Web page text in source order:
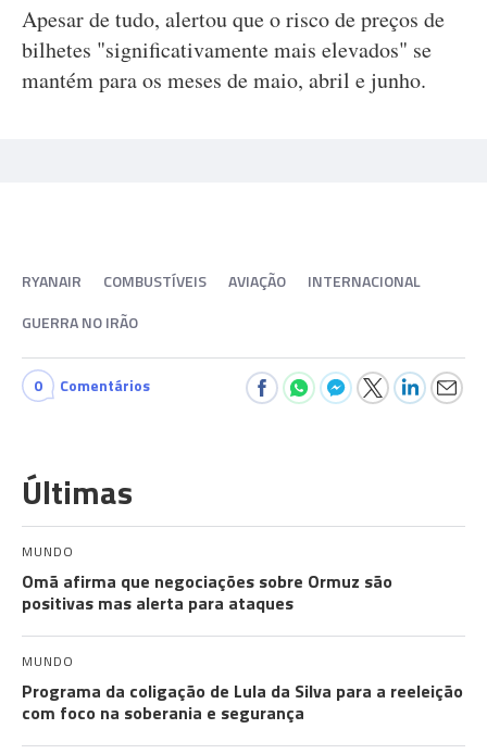
Apesar de tudo, alertou que o risco de preços de
bilhetes "significativamente mais elevados" se
mantém para os meses de maio, abril e junho.
RYANAIR COMBUSTÍVEIS AVIAÇÃO
INTERNACIONAL
GUERRA NO IRÃO
0 Comentários
Últimas
MUNDO
Omã afirma que negociações sobre Ormuz são
positivas mas alerta para ataques
MUNDO
Programa da coligação de Lula da Silva para a reeleição
com foco na soberania e segurança